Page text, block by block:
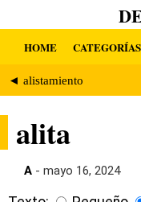
HOME CATEGORÍAS
◄ alistamiento
alita
A - mayo 16, 2024